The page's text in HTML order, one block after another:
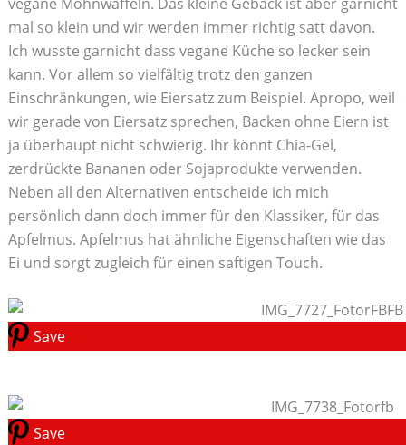
mal so klein und wir werden immer richtig satt davon.
Ich wusste garnicht dass vegane Küche so lecker sein
kann. Vor allem so vielfältig trotz den ganzen
Einschränkungen, wie Eiersatz zum Beispiel. Apropo, weil
wir gerade von Eiersatz sprechen, Backen ohne Eiern ist
ja überhaupt nicht schwierig. Ihr könnt Chia-Gel,
zerdrückte Bananen oder Sojaprodukte verwenden.
Neben all den Alternativen entscheide ich mich
persönlich dann doch immer für den Klassiker, für das
Apfelmus. Apfelmus hat ähnliche Eigenschaften wie das
Ei und sorgt zugleich für einen saftigen Touch.
Save
Save